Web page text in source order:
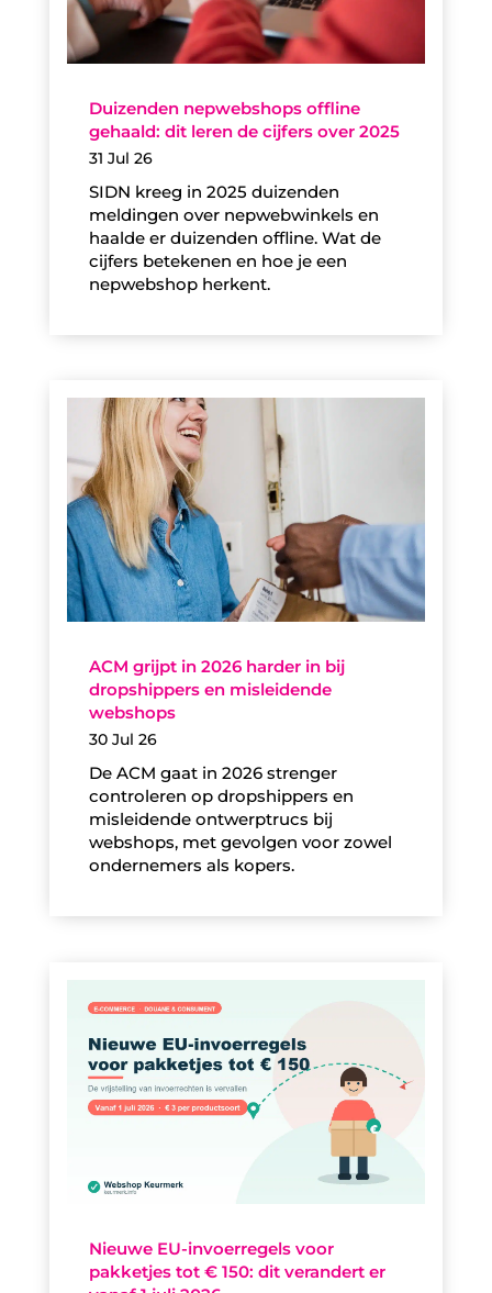
Duizenden nepwebshops offline
gehaald: dit leren de cijfers over 2025
31 Jul 26
SIDN kreeg in 2025 duizenden
meldingen over nepwebwinkels en
haalde er duizenden offline. Wat de
cijfers betekenen en hoe je een
nepwebshop herkent.
ACM grijpt in 2026 harder in bij
dropshippers en misleidende
webshops
30 Jul 26
De ACM gaat in 2026 strenger
controleren op dropshippers en
misleidende ontwerptrucs bij
webshops, met gevolgen voor zowel
ondernemers als kopers.
Nieuwe EU-invoerregels voor
pakketjes tot € 150: dit verandert er